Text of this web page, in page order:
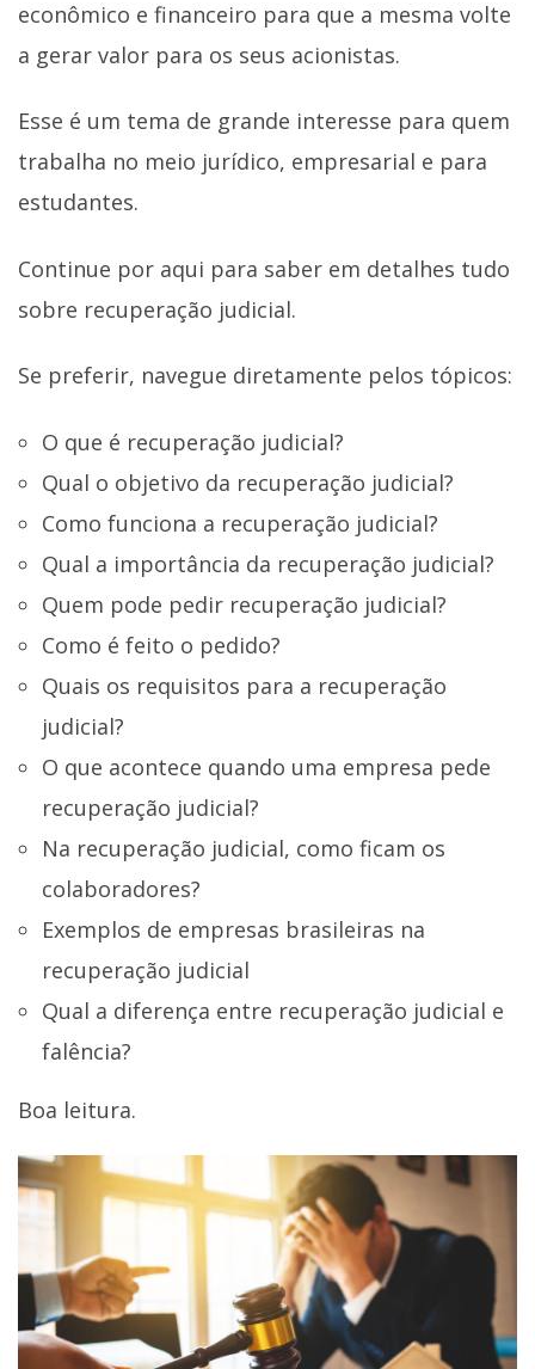
econômico e financeiro para que a mesma volte
a gerar valor para os seus acionistas.
Esse é um tema de grande interesse para quem
trabalha no meio jurídico, empresarial e para
estudantes.
Continue por aqui para saber em detalhes tudo
sobre recuperação judicial.
Se preferir, navegue diretamente pelos tópicos:
O que é recuperação judicial?
Qual o objetivo da recuperação judicial?
Como funciona a recuperação judicial?
Qual a importância da recuperação judicial?
Quem pode pedir recuperação judicial?
Como é feito o pedido?
Quais os requisitos para a recuperação
judicial?
O que acontece quando uma empresa pede
recuperação judicial?
Na recuperação judicial, como ficam os
colaboradores?
Exemplos de empresas brasileiras na
recuperação judicial
Qual a diferença entre recuperação judicial e
falência?
Boa leitura.